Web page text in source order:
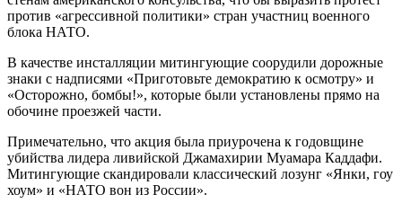
против «агрессивной политики» стран участниц военного
блока НАТО.
В качестве инсталляции митингующие соорудили дорожные
знаки с надписями «Приготовьте демократию к осмотру» и
«Осторожно, бомбы!», которые были установлены прямо на
обочине проезжей части.
Примечательно, что акция была приурочена к годовщине
убийства лидера ливийской Джамахирии Муамара Каддафи.
Митингующие скандировали классический лозунг «Янки, гоу
хоум» и «НАТО вон из России».